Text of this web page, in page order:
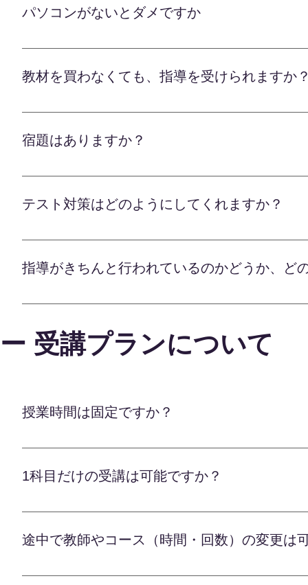
ポートいたします。
「Zoom」を使って授業を行いますが、 アプリの
く、自宅でリラックスした環境で学習できるのが
レッスンを受講できます。 遠方に住む方や習い
パソコンがないとダメですか
パソコンがなくてもまったく問題ありません。 ス
るスマートフォンやタブレットをそのままご活用
のがオンライン指導の大きな魅力です。 お子様に
す。 遠方にお住まいの方や習い事の多い方も、安
教材を買わなくても、指導を受けられますか
オンライン学習塾のLafでは、毎回授業ごとに教
目標に合わせて、市販の問題集や参考書をご提案
のがオンライン指導の大きな魅力です。 是非気軽
宿題はありますか？
オンライン学習塾のLafでは、お子様一人ひとり
っかりと学習定着を図ります。 宿題の量や難易
量を心がけます。 弊社講師は、児童生徒一人ひと
ンいたします。 宿題を通して着実な学力アップを
す。
テスト対策はどのようにしてくれますか？
オンライン学習塾のLafでは、お子様一人ひとり
最適なカリキュラムと教材を組み、徹底した指導
ォローを欠かしません。 講師との双方向の授業に
報告を基に学習アドバイザーが内容を管理、定期
人ひとりに最適な指導が行われているかを常にチ
指導がきちんと行われているのかどうか、ど
オンライン学習塾Lafでは、お子様一人ひとりに
の進度、説明の分かりやすさ、生徒の理解度など
また、講師からの指導報告をもとに、カリキュラ
理により、お子様一人ひとりに合った、適切でし
便性と、高い教育の質を両立した最高のサービス
ー 受講プランについて
授業時間は固定ですか？
オンライン学習塾のLaf先生は、ご家庭の事情に
すので、お子様の学習リズムに合わせた最適な時
できます。 部活や習い事の予定、ご家庭のスケジ
ンライン指導ならではの自由度の高さを最大限活
ます。 リラックスした環境での効果的な学習で、
1科目だけの受講は可能ですか？
オンライン学習塾Laf先生では、科目数に縛られ
を増やしていくこともできます。 各教科の専任講
も、スムーズに新たな講師を手配することが可能
途中で教師やコース（時間・回数）の変更は
オンライン学習塾Lafでは、お子様一人ひとりに